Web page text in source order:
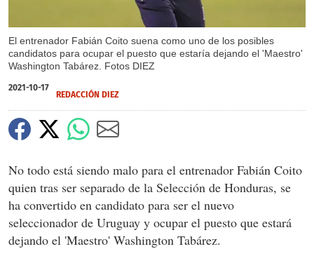
El entrenador Fabián Coito suena como uno de los posibles
candidatos para ocupar el puesto que estaría dejando el 'Maestro'
Washington Tabárez. Fotos DIEZ
2021-10-17
REDACCIÓN DIEZ
No todo está siendo malo para el entrenador Fabián Coito
quien tras ser separado de la Selección de Honduras, se
ha convertido en candidato para ser el nuevo
seleccionador de Uruguay y ocupar el puesto que estará
dejando el 'Maestro' Washington Tabárez.